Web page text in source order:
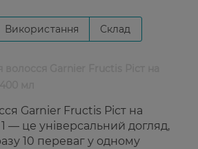
Використання Склад
Garnier Fructis Ріст на
— це універсальний догляд,
10 переваг у одному